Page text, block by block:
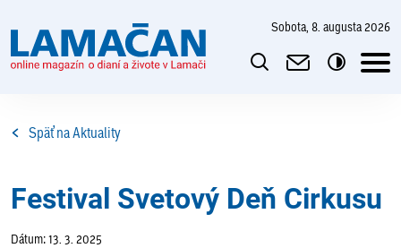
sobota, 8. augusta 2026
Späť na Aktuality
Festival Svetový Deň Cirkusu
Dátum: 13. 3. 2025